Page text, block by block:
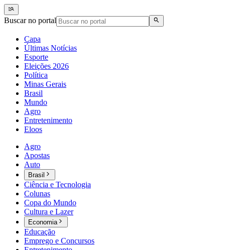
Buscar no portal
Capa
Últimas Notícias
Esporte
Eleições 2026
Política
Minas Gerais
Brasil
Mundo
Agro
Entretenimento
Eloos
Agro
Apostas
Auto
Brasil
Ciência e Tecnologia
Colunas
Copa do Mundo
Cultura e Lazer
Economia
Educação
Emprego e Concursos